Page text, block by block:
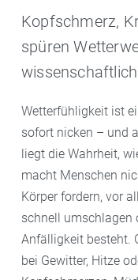
Kopfschmerz,
spüren
Wetterfühligkeit ist
sofort nicken – und
liegt die Wahrheit,
macht Menschen
Körper fordern, vor
schnell umschlagen
Anfälligkeit besteht.
bei Gewitter, Hitze